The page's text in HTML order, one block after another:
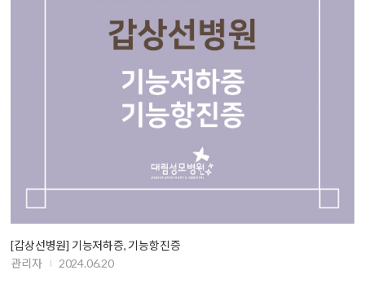
[갑상선병원] 기능저하증, 기능항진증
관리자
2024.06.20